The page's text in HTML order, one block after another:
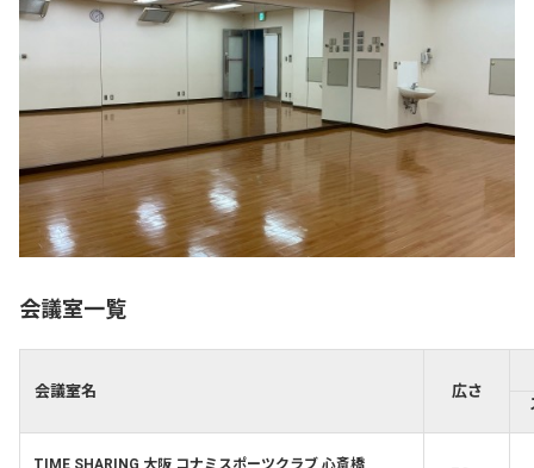
会議室一覧
会議室名 広さ